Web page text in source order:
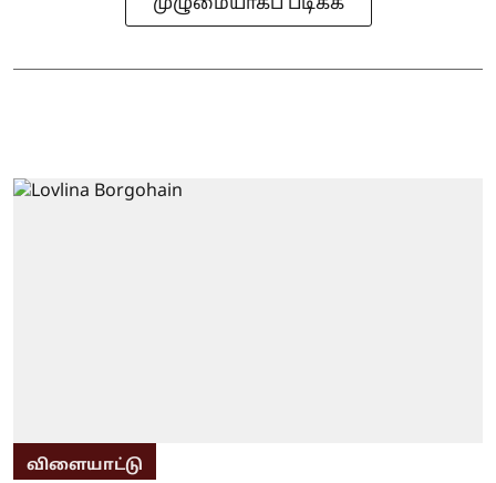
முழுமையாகப் படிக்க
விளையாட்டு